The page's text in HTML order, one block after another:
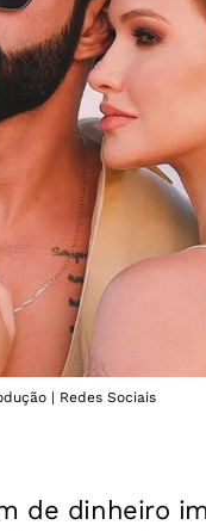
| Redes Sociais
de dinheiro